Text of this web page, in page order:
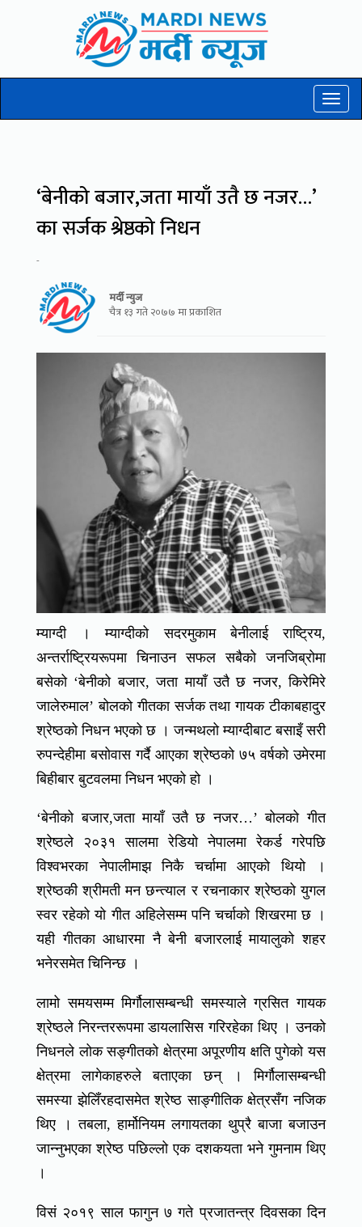
Toggle
‘बेनीको बजार,जता मायाँ उतै छ नजर…’
का सर्जक श्रेष्ठको निधन
-
मर्दी न्युज
चैत्र १३ गते २०७७ मा प्रकाशित
म्याग्दी । म्याग्दीको सदरमुकाम बेनीलाई राष्ट्रिय,
अन्तर्राष्ट्रियरूपमा चिनाउन सफल सबैको जनजिब्रोमा
बसेको ‘बेनीको बजार, जता मायाँ उतै छ नजर, किरेमिरे
जालेरुमाल’ बोलको गीतका सर्जक तथा गायक टीकाबहादुर
श्रेष्ठको निधन भएको छ । जन्मथलो म्याग्दीबाट बसाइँ सरी
रुपन्देहीमा बसोवास गर्दै आएका श्रेष्ठको ७५ वर्षको उमेरमा
बिहीबार बुटवलमा निधन भएको हो ।
‘बेनीको बजार,जता मायाँ उतै छ नजर…’ बोलको गीत
श्रेष्ठले २०३१ सालमा रेडियो नेपालमा रेकर्ड गरेपछि
विश्वभरका नेपालीमाझ निकै चर्चामा आएको थियो ।
श्रेष्ठकी श्रीमती मन छन्त्याल र रचनाकार श्रेष्ठको युगल
स्वर रहेको यो गीत अहिलेसम्म पनि चर्चाको शिखरमा छ ।
यही गीतका आधारमा नै बेनी बजारलाई मायालुको शहर
भनेरसमेत चिनिन्छ ।
लामो समयसम्म मिर्गौलासम्बन्धी समस्याले ग्रसित गायक
श्रेष्ठले निरन्तररूपमा डायलासिस गरिरहेका थिए । उनको
निधनले लोक सङ्गीतको क्षेत्रमा अपूरणीय क्षति पुगेको यस
क्षेत्रमा लागेकाहरुले बताएका छन् । मिर्गौलासम्बन्धी
समस्या झेलिँरहदासमेत श्रेष्ठ साङ्गीतिक क्षेत्रसँग नजिक
थिए । तबला, हार्मोनियम लगायतका थुप्रै बाजा बजाउन
जान्नुभएका श्रेष्ठ पछिल्लो एक दशकयता भने गुमनाम थिए
।
विसं २०१९ साल फागुन ७ गते प्रजातन्त्र दिवसका दिन